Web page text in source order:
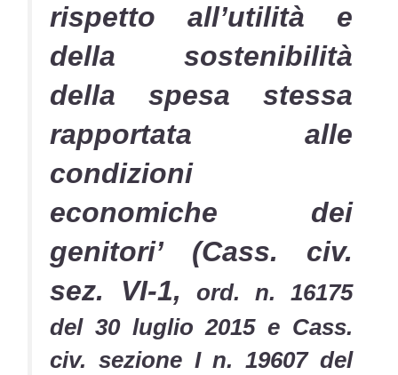
rispetto all’utilità e
della sostenibilità
della spesa stessa
rapportata alle
condizioni
economiche dei
genitori’ (Cass. civ.
sez. VI-1,
ord. n. 16175
del 30 luglio 2015 e Cass.
civ. sezione I n. 19607 del